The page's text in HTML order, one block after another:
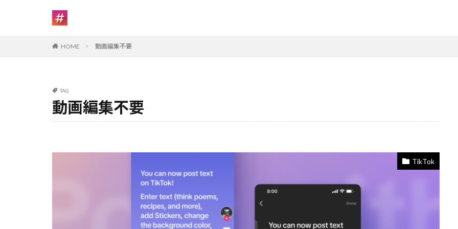
HOME 動画編集不要
TAG
動画編集不要
TikTok